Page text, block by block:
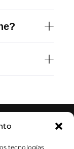
tecnologías